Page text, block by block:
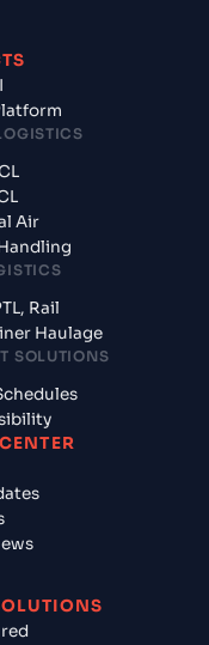
Air
Rail
Haulage
SOLUTIONS